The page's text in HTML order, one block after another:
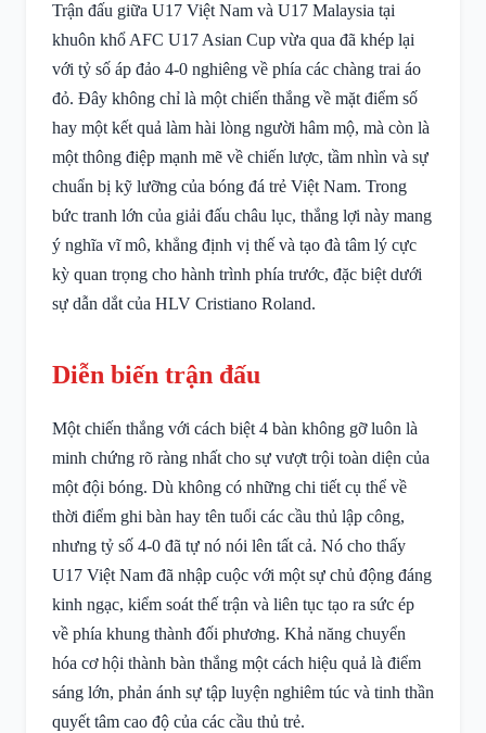
Trận đấu giữa U17 Việt Nam và U17 Malaysia tại
khuôn khổ AFC U17 Asian Cup vừa qua đã khép lại
với tỷ số áp đảo 4-0 nghiêng về phía các chàng trai áo
đỏ. Đây không chỉ là một chiến thắng về mặt điểm số
hay một kết quả làm hài lòng người hâm mộ, mà còn là
một thông điệp mạnh mẽ về chiến lược, tầm nhìn và sự
chuẩn bị kỹ lưỡng của bóng đá trẻ Việt Nam. Trong
bức tranh lớn của giải đấu châu lục, thắng lợi này mang
ý nghĩa vĩ mô, khẳng định vị thế và tạo đà tâm lý cực
kỳ quan trọng cho hành trình phía trước, đặc biệt dưới
sự dẫn dắt của HLV Cristiano Roland.
Diễn biến trận đấu
Một chiến thắng với cách biệt 4 bàn không gỡ luôn là
minh chứng rõ ràng nhất cho sự vượt trội toàn diện của
một đội bóng. Dù không có những chi tiết cụ thể về
thời điểm ghi bàn hay tên tuổi các cầu thủ lập công,
nhưng tỷ số 4-0 đã tự nó nói lên tất cả. Nó cho thấy
U17 Việt Nam đã nhập cuộc với một sự chủ động đáng
kinh ngạc, kiểm soát thế trận và liên tục tạo ra sức ép
về phía khung thành đối phương. Khả năng chuyển
hóa cơ hội thành bàn thắng một cách hiệu quả là điểm
sáng lớn, phản ánh sự tập luyện nghiêm túc và tinh thần
quyết tâm cao độ của các cầu thủ trẻ.